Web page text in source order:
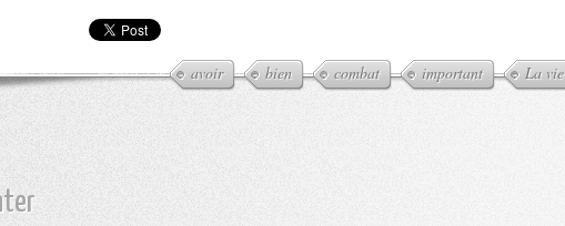
avoir bien combat important La vie